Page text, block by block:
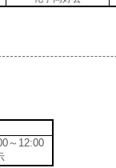
～12:00